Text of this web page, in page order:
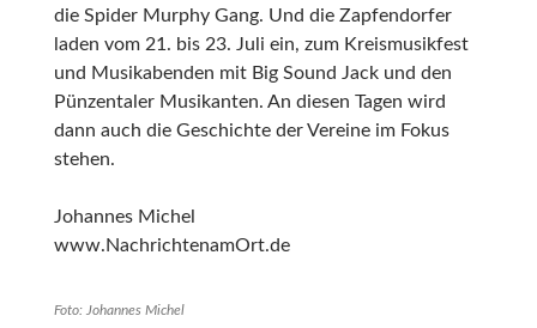
die Spider Murphy Gang. Und die Zapfendorfer
laden vom 21. bis 23. Juli ein, zum Kreismusikfest
und Musikabenden mit Big Sound Jack und den
Pünzentaler Musikanten. An diesen Tagen wird
dann auch die Geschichte der Vereine im Fokus
stehen.
Johannes Michel
www.NachrichtenamOrt.de
Foto: Johannes Michel